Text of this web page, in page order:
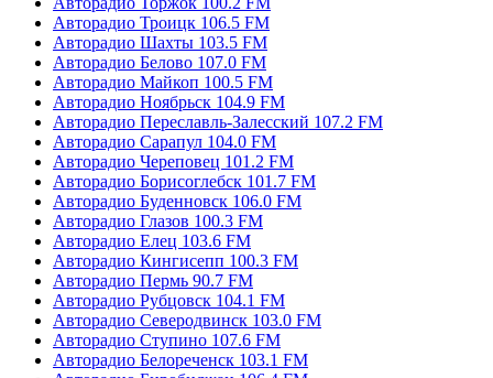
Авторадио Троицк 106.5 FM
Авторадио Шахты 103.5 FM
Авторадио Белово 107.0 FM
Авторадио Майкоп 100.5 FM
Авторадио Ноябрьск 104.9 FM
Авторадио Переславль-Залесский 107.2 FM
Авторадио Сарапул 104.0 FM
Авторадио Череповец 101.2 FM
Авторадио Борисоглебск 101.7 FM
Авторадио Буденновск 106.0 FM
Авторадио Глазов 100.3 FM
Авторадио Елец 103.6 FM
Авторадио Кингисепп 100.3 FM
Авторадио Пермь 90.7 FM
Авторадио Рубцовск 104.1 FM
Авторадио Северодвинск 103.0 FM
Авторадио Ступино 107.6 FM
Авторадио Белореченск 103.1 FM